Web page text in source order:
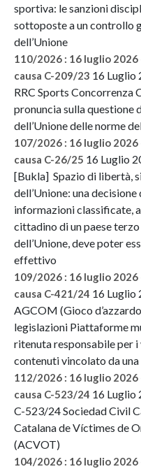
sportiva: le sanzioni
sottoposte a un controllo
dell’Unione
110/2026 : 16 luglio
causa C-209/23 16 Luglio
RRC Sports Concorrenza
pronuncia sulla
dell’Unione delle norme
107/2026 : 16 luglio
causa C-26/25 16 Luglio
[Bukla] Spazio di libertà,
dell’Unione: una
informazioni classificate,
cittadino di un paese
dell’Unione, deve poter
effettivo
109/2026 : 16 luglio
causa C-421/24 16 Luglio
AGCOM (Gioco
legislazioni Piattaforme
ritenuta responsabile per
contenuti vincolato da
112/2026 : 16 luglio
causa C-523/24 16 Luglio
C-523/24 Sociedad Civil
Catalana de Víctimes de
(ACVOT)
104/2026 : 16 luglio